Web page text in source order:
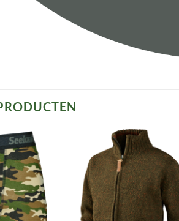
Toevoegen
aan
verlanglijst